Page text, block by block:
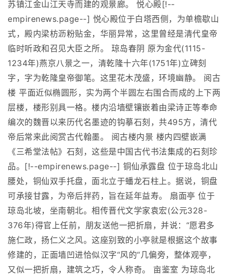
苏镇江金山江天寺而建的观景廊。 悦心殿[!--
empirenews.page--] 悦心殿位于白塔西侧，为单檐歇山
式，殿内梁枋沥粉贴金，华丽异常，这里曾经是清代皇帝
临时听政和召见大臣之所。 琼岛春阴 原为金代(1115-
1234年)燕京八景之一，清乾隆十六年(1751年)立碑刻
字，字为乾隆皇帝御笔。这里花木茂盛，环境幽静。 阅古
楼 平面近似椭圆形，实为两个半圆左右围合而成的上下两
层楼，楼形别具一格。楼内沿墙壁镶嵌着由梁诗正等奉命
编次的魏晋以来历代名墨迹的钩摹石刻，共495方，清代
帝后常来此阅赏古代翰墨。 阅古楼内景 楼内四壁嵌满
《三希堂法帖》石刻，这些是中国古代书法集成的石刻珍
品。[!--empirenews.page--] 铜仙承露盘 位于琼岛北山
腰处，铜仙双手托盘，面北立于蟠龙石柱上。据说，铜盘
可承接甘露，为帝后拌药，旨在延年益寿。 扇面亭 位于
琼岛北坡，坐南朝北。相传晋代文学家袁宏(公元328-
376年)得官上任前，朋友送他一把折扇，并说：“愿君多
施仁政，扬仁义之风。这座别致的小亭就是根据这个故事
修建的，正面墙凹进恰似汉字“风的“几偏旁，整体观亭，
又似一把折扇，建筑之巧，令人称奇。 亩鉴室 为琼岛北